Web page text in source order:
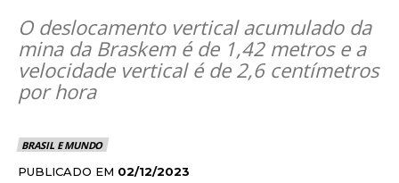
O deslocamento vertical acumulado da
mina da Braskem é de 1,42 metros e a
velocidade vertical é de 2,6 centímetros
por hora
BRASIL E MUNDO
PUBLICADO EM 02/12/2023